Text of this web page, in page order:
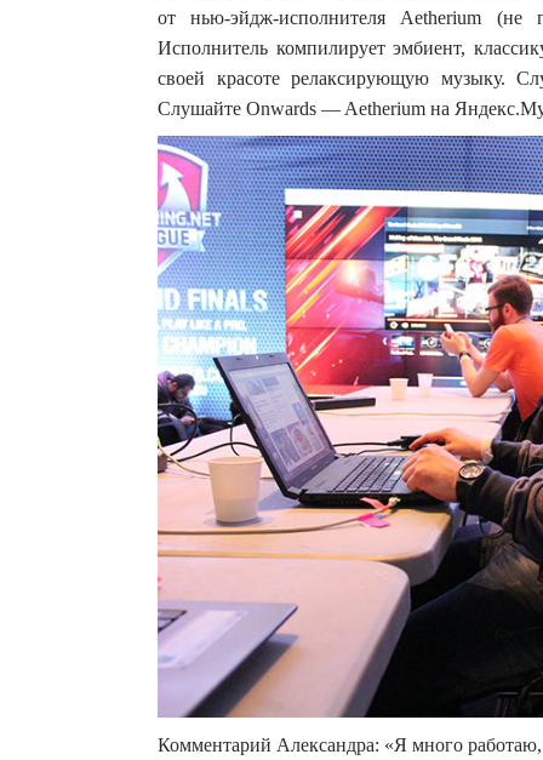
от нью-эйдж-исполнителя Aetherium
Исполнитель компилирует эмбиент,
своей красоте релаксирующую музыку.
Слушайте Onwards — Aetherium на
Комментарий Александра: «Я много